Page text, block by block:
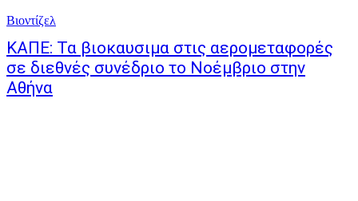
Βιοντίζελ
ΚΑΠΕ: Τα βιοκαυσιμα στις αερομεταφορές
σε διεθνές συνέδριο το Νοέμβριο στην
Αθήνα